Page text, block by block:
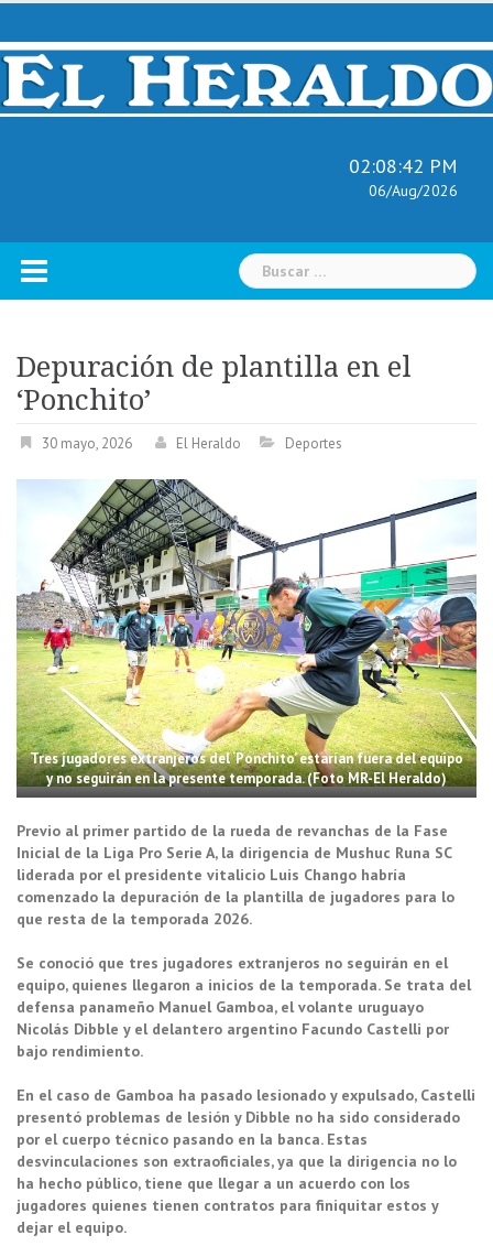
Skip
content
02:08:43 PM
06/Aug/2026
Buscar:
Depuración de plantilla en el
‘Ponchito’
30 mayo, 2026 El Heraldo Deportes
Tres jugadores extranjeros del ‘Ponchito’ estarían fuera del equipo
y no seguirán en la presente temporada. (Foto MR-El Heraldo)
Previo al primer partido de la rueda de revanchas de la Fase
Inicial de la Liga Pro Serie A, la dirigencia de Mushuc Runa SC
liderada por el presidente vitalicio Luis Chango habría
comenzado la depuración de la plantilla de jugadores para lo
que resta de la temporada 2026.
Se conoció que tres jugadores extranjeros no seguirán en el
equipo, quienes llegaron a inicios de la temporada. Se trata del
defensa panameño Manuel Gamboa, el volante uruguayo
Nicolás Dibble y el delantero argentino Facundo Castelli por
bajo rendimiento.
En el caso de Gamboa ha pasado lesionado y expulsado, Castelli
presentó problemas de lesión y Dibble no ha sido considerado
por el cuerpo técnico pasando en la banca. Estas
desvinculaciones son extraoficiales, ya que la dirigencia no lo
ha hecho público, tiene que llegar a un acuerdo con los
jugadores quienes tienen contratos para finiquitar estos y
dejar el equipo.